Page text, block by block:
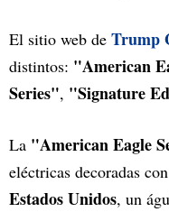
El sitio web de Trump
distintos: "American
Series", "Signature
La "American Eagle
eléctricas decoradas
Estados Unidos, un